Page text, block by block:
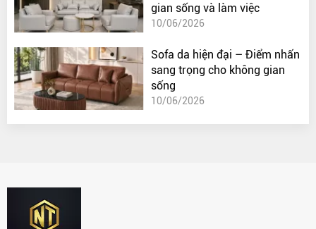
gian sống và làm việc
10/06/2026
Sofa da hiện đại – Điểm nhấn
sang trọng cho không gian
sống
10/06/2026